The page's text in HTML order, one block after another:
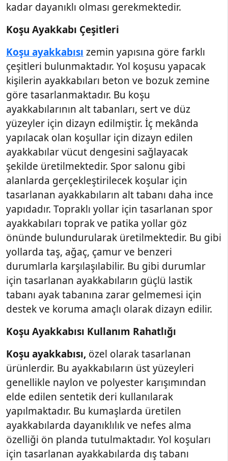
kadar dayanıklı olması gerekmektedir.
Koşu Ayakkabı Çeşitleri
Koşu ayakkabısı zemin yapısına göre farklı
çeşitleri bulunmaktadır. Yol koşusu yapacak
kişilerin ayakkabıları beton ve bozuk zemine
göre tasarlanmaktadır. Bu koşu
ayakkabılarının alt tabanları, sert ve düz
yüzeyler için dizayn edilmiştir. İç mekânda
yapılacak olan koşullar için dizayn edilen
ayakkabılar vücut dengesini sağlayacak
şekilde üretilmektedir. Spor salonu gibi
alanlarda gerçekleştirilecek koşular için
tasarlanan ayakkabıların alt tabanı daha ince
yapıdadır. Topraklı yollar için tasarlanan spor
ayakkabıları toprak ve patika yollar göz
önünde bulundurularak üretilmektedir. Bu gibi
yollarda taş, ağaç, çamur ve benzeri
durumlarla karşılaşılabilir. Bu gibi durumlar
için tasarlanan ayakkabıların güçlü lastik
tabanı ayak tabanına zarar gelmemesi için
destek ve koruma amaçlı olarak dizayn edilir.
Koşu Ayakkabısı Kullanım Rahatlığı
Koşu ayakkabısı, özel olarak tasarlanan
ürünlerdir. Bu ayakkabıların üst yüzeyleri
genellikle naylon ve polyester karışımından
elde edilen sentetik deri kullanılarak
yapılmaktadır. Bu kumaşlarda üretilen
ayakkabılarda dayanıklılık ve nefes alma
özelliği ön planda tutulmaktadır. Yol koşuları
için tasarlanan ayakkabılarda dış tabanı